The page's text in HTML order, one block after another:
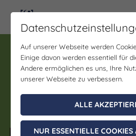
Führung,
Ein
Obsthof
01. Januar - 31.
Auf unserer Webseite werden
Einige davon werden essentiell für
Andere ermöglichen es uns, Ihre
unserer Webseite zu verbessern.
ALLE
NUR ESSENTIELLE